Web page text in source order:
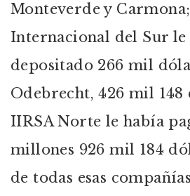
Monteverde y
Internacional del Sur le
depositado 266 mil
Odebrecht, 426 mil
IIRSA Norte le había
millones 926 mil 184
de todas esas